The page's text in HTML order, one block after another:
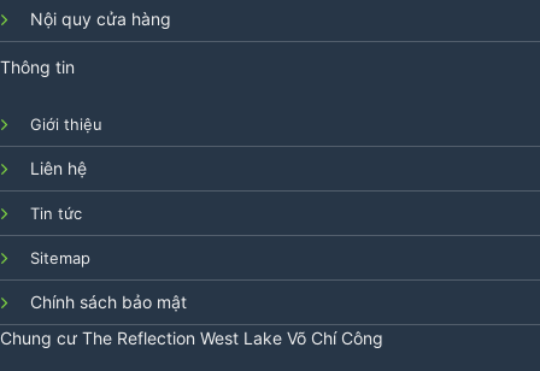
Nội quy cửa hàng
Thông tin
Giới thiệu
Liên hệ
Tin tức
Sitemap
Chính sách bảo mật
Chung cư The Reflection West Lake Võ Chí Công